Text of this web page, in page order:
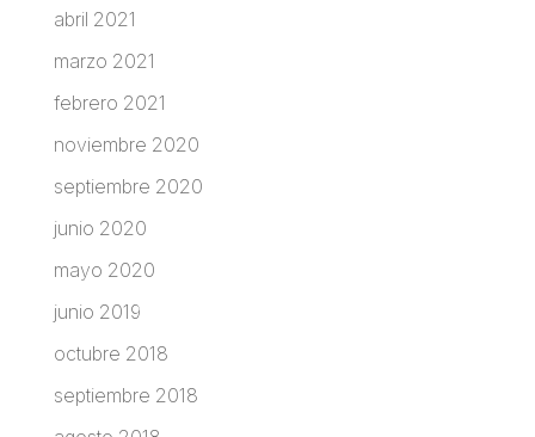
abril 2021
marzo 2021
febrero 2021
noviembre 2020
septiembre 2020
junio 2020
mayo 2020
junio 2019
octubre 2018
septiembre 2018